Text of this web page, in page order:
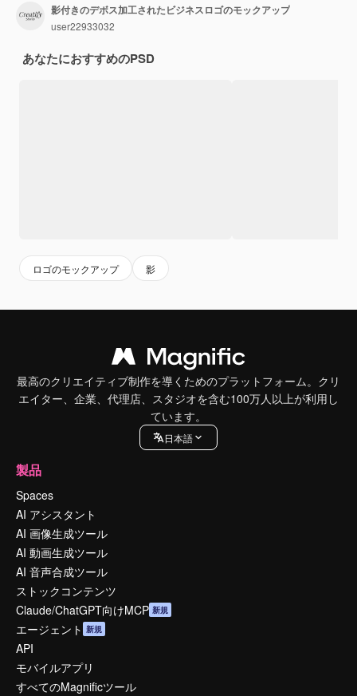
影付きのデボス加工されたビジネスロゴのモックアップ
user22933032
あなたにおすすめのPSD
ロゴのモックアップ 影
最高のクリエイティブ制作を導くためのプラットフォーム。クリ
エイター、企業、代理店、スタジオを含む100万人以上が利用し
ています。
日本語
製品
Spaces
AI アシスタント
AI 画像生成ツール
AI 動画生成ツール
AI 音声合成ツール
ストックコンテンツ
Claude/ChatGPT向けMCP 新規
エージェント 新規
API
モバイルアプリ
すべてのMagnificツール